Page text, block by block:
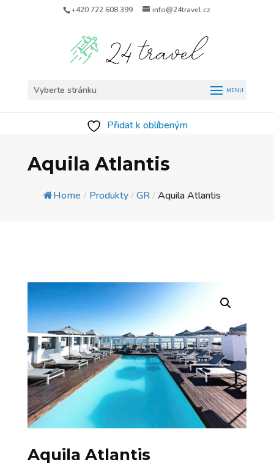
+420 722 608 399 info@24travel.cz
Vyberte stránku
Přidat k oblíbeným
Aquila Atlantis
Home / Produkty/GR/Aquila Atlantis
Aquila Atlantis